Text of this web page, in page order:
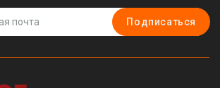
Подписаться